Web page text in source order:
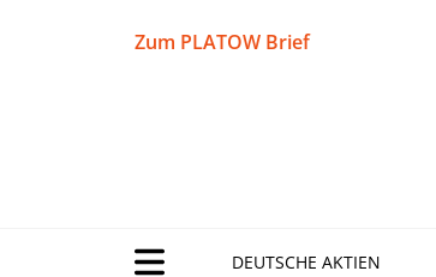
Zum PLATOW Brief
DEUTSCHE AKTIEN